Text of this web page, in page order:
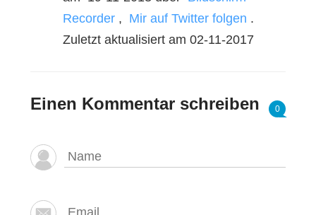
Recorder , Mir auf Twitter folgen .
Zuletzt aktualisiert am 02-11-2017
Einen Kommentar schreiben 0